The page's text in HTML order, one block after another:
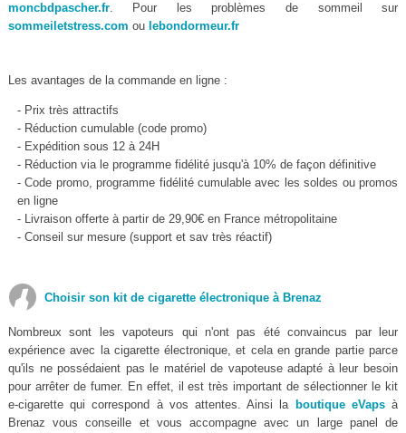
moncbdpascher.fr. Pour les problèmes de sommeil sur
sommeiletstress.com ou lebondormeur.fr
Les avantages de la commande en ligne :
- Prix très attractifs
- Réduction cumulable (code promo)
- Expédition sous 12 à 24H
- Réduction via le programme fidélité jusqu'à 10% de façon définitive
- Code promo, programme fidélité cumulable avec les soldes ou promos
en ligne
- Livraison offerte à partir de 29,90€ en France métropolitaine
- Conseil sur mesure (support et sav très réactif)
Choisir son kit de cigarette électronique à Brenaz
Nombreux sont les vapoteurs qui n'ont pas été convaincus par leur
expérience avec la cigarette électronique, et cela en grande partie parce
qu'ils ne possédaient pas le matériel de vapoteuse adapté à leur besoin
pour arrêter de fumer. En effet, il est très important de sélectionner le kit
e-cigarette qui correspond à vos attentes. Ainsi la boutique eVapsà
Brenaz vous conseille et vous accompagne avec un large panel de